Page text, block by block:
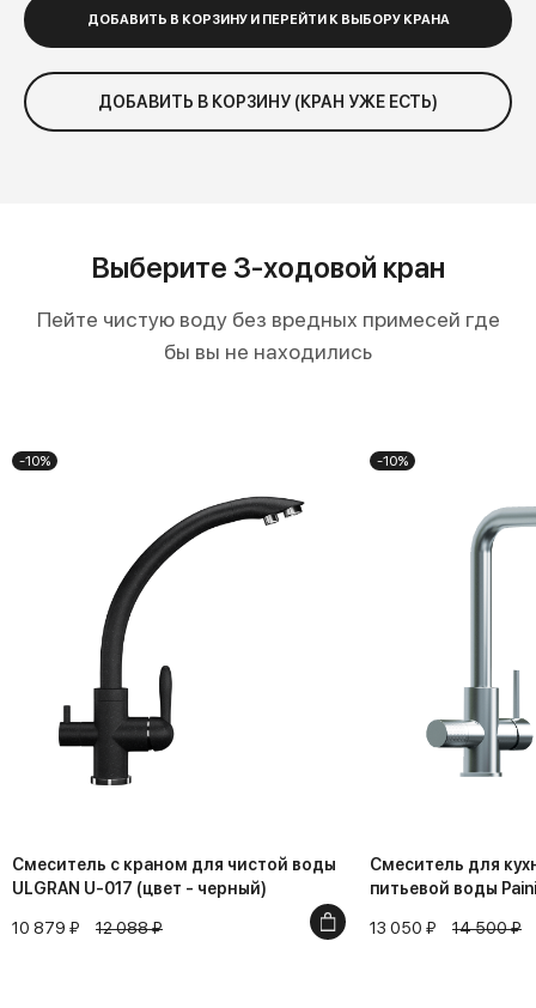
ДОБАВИТЬ В КОРЗИНУ И ПЕРЕЙТИ К ВЫБОРУ КРАНА
ДОБАВИТЬ В КОРЗИНУ (КРАН УЖЕ ЕСТЬ)
Выберите 3-ходовой кран
Пейте чистую воду без вредных примесей где
бы вы не находились
Смеситель с краном для чистой воды
ULGRAN U-017 (цвет - черный)
10 879 ₽ 12 088 ₽
-10%
Смеситель для
питьевой воды
13 050 ₽ 14 500 ₽
-10%